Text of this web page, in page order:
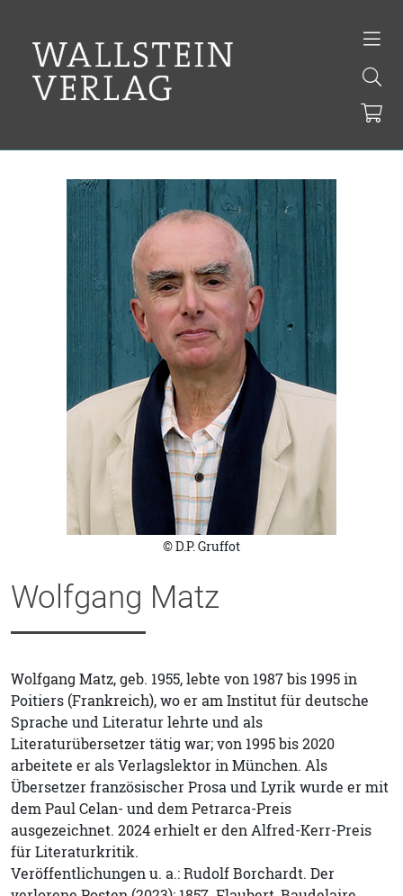
© D.P. Gruffot
Wolfgang Matz
Wolfgang Matz, geb. 1955, lebte von 1987 bis 1995 in
Poitiers (Frankreich), wo er am Institut für deutsche
Sprache und Literatur lehrte und als
Literaturübersetzer tätig war; von 1995 bis 2020
arbeitete er als Verlagslektor in München. Als
Übersetzer französischer Prosa und Lyrik wurde er mit
dem Paul Celan- und dem Petrarca-Preis
ausgezeichnet. 2024 erhielt er den Alfred-Kerr-Preis
für Literaturkritik.
Veröffentlichungen u. a.: Rudolf Borchardt. Der